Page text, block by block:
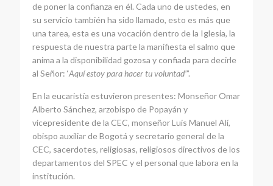
de poner la confianza en él. Cada uno de ustedes, en
su servicio también ha sido llamado, esto es más que
una tarea, esta es una vocación dentro de la Iglesia, la
respuesta de nuestra parte la manifiesta el salmo que
anima a la disponibilidad gozosa y confiada para decirle
al Señor: ‘Aquí estoy para hacer tu voluntad’”.
En la eucaristía estuvieron presentes: Monseñor Omar
Alberto Sánchez, arzobispo de Popayán y
vicepresidente de la CEC, monseñor Luis Manuel Alí,
obispo auxiliar de Bogotá y secretario general de la
CEC, sacerdotes, religiosas, religiosos directivos de los
departamentos del SPEC y el personal que labora en la
institución.